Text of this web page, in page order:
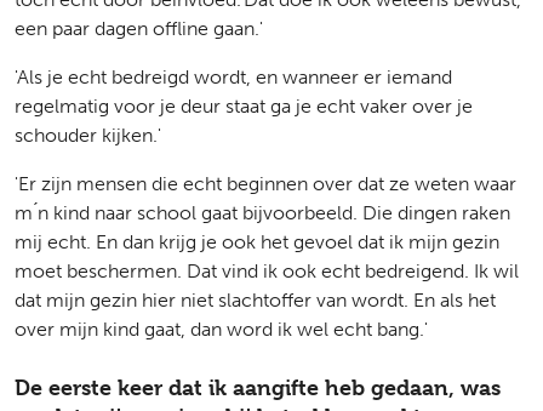
een paar dagen offline gaan.'
'Als je echt bedreigd wordt, en wanneer er iemand
regelmatig voor je deur staat ga je echt vaker over je
schouder kijken.'
'Er zijn mensen die echt beginnen over dat ze weten waar
m ́n kind naar school gaat bijvoorbeeld. Die dingen raken
mij echt. En dan krijg je ook het gevoel dat ik mijn gezin
moet beschermen. Dat vind ik ook echt bedreigend. Ik wil
dat mijn gezin hier niet slachtoffer van wordt. En als het
over mijn kind gaat, dan word ik wel echt bang.'
De eerste keer dat ik aangifte heb gedaan, was